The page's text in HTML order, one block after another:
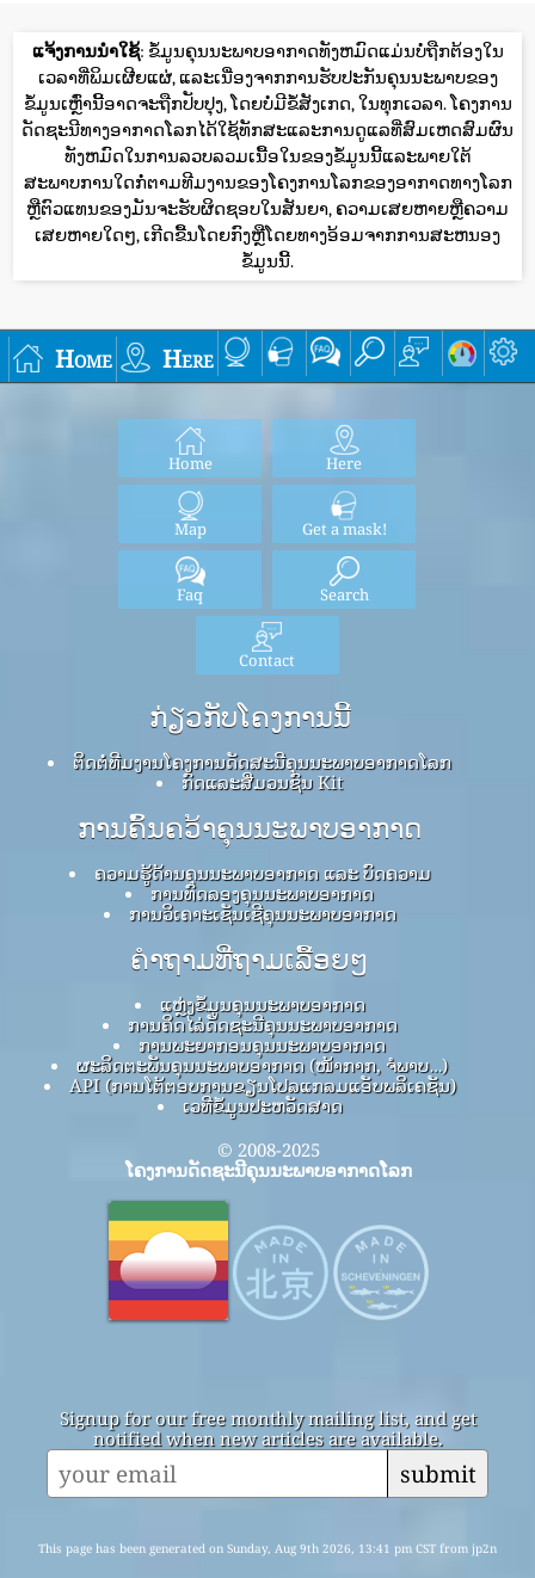
ແຈ້ງການນໍາໃຊ້: ຂໍ້ມູນຄຸນນະພາບອາກາດທັງຫມົດແມ່ນບໍ່ຖືກຕ້ອງໃນ
ເວລາທີ່ພິມເຜີຍແຜ່, ແລະເນື່ອງຈາກການຮັບປະກັນຄຸນນະພາບຂອງ
ຂໍ້ມູນເຫຼົ່ານີ້ອາດຈະຖືກປັບປຸງ, ໂດຍບໍ່ມີຂໍ້ສັງເກດ, ໃນທຸກເວລາ. ໂຄງການ
ດັດຊະນີທາງອາກາດໂລກໄດ້ໃຊ້ທັກສະແລະການດູແລທີ່ສົມເຫດສົມຜົນ
ທັງຫມົດໃນການລວບລວມເນື້ອໃນຂອງຂໍ້ມູນນີ້ແລະພາຍໃຕ້
ສະພາບການໃດກໍ່ຕາມທີມງານຂອງໂຄງການໂລກຂອງອາກາດທາງໂລກ
ຫຼືຕົວແທນຂອງມັນຈະຮັບຜິດຊອບໃນສັນຍາ, ຄວາມເສຍຫາຍຫຼືຄວາມ
ເສຍຫາຍໃດໆ, ເກີດຂື້ນໂດຍກົງຫຼືໂດຍທາງອ້ອມຈາກການສະຫນອງ
ຂໍ້ມູນນີ້.
Home Here
Home Here
Map Get a mask!
Faq Search
Contact
ກ່ຽວກັບໂຄງການນີ້
ຕິດຕໍ່ທີມງານໂຄງການດັດສະນີຄຸນນະພາບອາກາດໂລກ
ກົດ​ແລະ​ສື່​ມວນ​ຊົນ Kit
ການຄົ້ນຄວ້າຄຸນນະພາບອາກາດ
ຄວາມຮູ້ດ້ານຄຸນນະພາບອາກາດ ແລະ ບົດຄວາມ
ການທົດລອງຄຸນນະພາບອາກາດ
ການວິເຄາະເຊັນເຊີຄຸນນະພາບອາກາດ
ຄໍາຖາມທີ່ຖາມເລື້ອຍໆ
ແຫຼ່ງຂໍ້ມູນຄຸນນະພາບອາກາດ
ການຄິດໄລ່ດັດຊະນີຄຸນນະພາບອາກາດ
ການພະຍາກອນຄຸນນະພາບອາກາດ
ຜະລິດຕະພັນຄຸນນະພາບອາກາດ (ໜ້າກາກ, ຈໍພາບ…)
API (ການໂຕ້ຕອບການຂຽນໂປລແກລມແອັບພລິເຄຊັນ)
ເວທີຂໍ້ມູນປະຫວັດສາດ
© 2008-2025
ໂຄງການດັດຊະນີຄຸນນະພາບອາກາດໂລກ
Signup for our free monthly mailing list, and get
notified when new articles are available.
submit
This page has been generated on Sunday, Aug 9th 2026, 13:41 pm CST from jp2n